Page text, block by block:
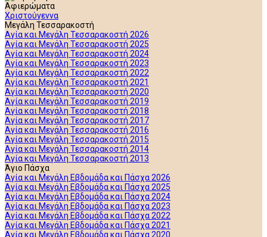
Αφιερώματα
Χριστούγεννα
Μεγάλη Τεσσαρακοστή
Αγία και Μεγάλη Τεσσαρακοστή 2026
Αγία και Μεγάλη Τεσσαρακοστή 2025
Αγία και Μεγάλη Τεσσαρακοστή 2024
Αγία και Μεγάλη Τεσσαρακοστή 2023
Αγία και Μεγάλη Τεσσαρακοστή 2022
Αγία και Μεγάλη Τεσσαρακοστή 2021
Αγία και Μεγάλη Τεσσαρακοστή 2020
Αγία και Μεγάλη Τεσσαρακοστή 2019
Αγία και Μεγάλη Τεσσαρακοστή 2018
Αγία και Μεγάλη Τεσσαρακοστή 2017
Αγία και Μεγάλη Τεσσαρακοστή 2016
Αγία και Μεγάλη Τεσσαρακοστή 2015
Αγία και Μεγάλη Τεσσαρακοστή 2014
Αγία και Μεγάλη Τεσσαρακοστή 2013
Άγιο Πάσχα
Αγία και Μεγάλη Εβδομάδα και Πάσχα 2026
Αγία και Μεγάλη Εβδομάδα και Πάσχα 2025
Αγία και Μεγάλη Εβδομάδα και Πάσχα 2024
Αγία και Μεγάλη Εβδομάδα και Πάσχα 2023
Αγία και Μεγάλη Εβδομάδα και Πάσχα 2022
Αγία και Μεγάλη Εβδομάδα και Πάσχα 2021
Αγία και Μεγάλη Εβδομάδα και Πάσχα 2020